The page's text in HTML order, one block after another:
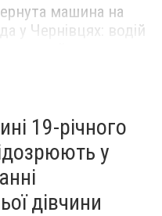
машина на
у Чернівцях: водій
новий
температурний
19-річного
у
дівчини